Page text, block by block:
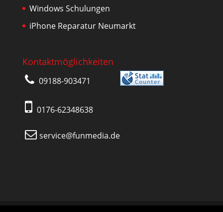
Windows Schulungen
iPhone Reparatur Neumarkt
Kontaktmöglichkeiten
09188-903471
0176-62348638
service@funmedia.de